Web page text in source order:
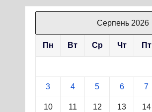
Серпень 2026
Пн Вт Ср Чт Пт
3 4 5 6 7
10 11 12 13 14